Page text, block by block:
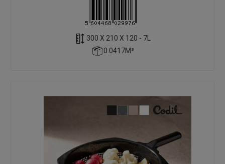
300 X 210 X 120 - 7L
0.0417M³